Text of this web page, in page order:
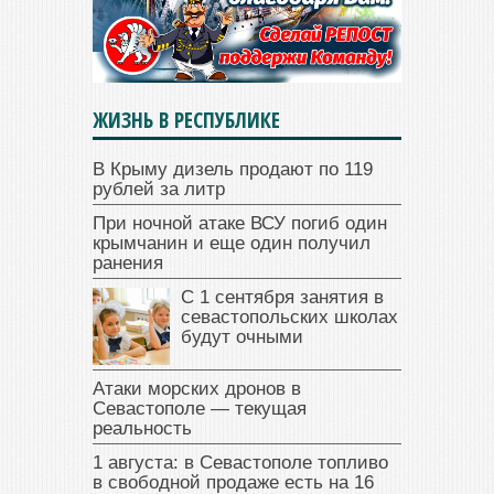
ЖИЗНЬ В РЕСПУБЛИКЕ
В Крыму дизель продают по 119
рублей за литр
При ночной атаке ВСУ погиб один
крымчанин и еще один получил
ранения
С 1 сентября занятия в
севастопольских школах
будут очными
Атаки морских дронов в
Севастополе — текущая
реальность
1 августа: в Севастополе топливо
в свободной продаже есть на 16